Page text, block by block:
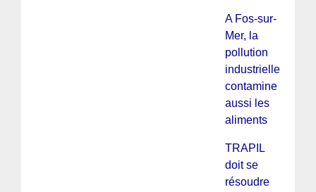
A Fos-sur-
Mer, la
pollution
industrielle
contamine
aussi les
aliments
TRAPIL
doit se
résoudre